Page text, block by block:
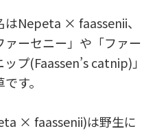
Nepeta × faassenii、
ーセニー」や「ファー
プ(Faassen’s catnip)」
す。
× faassenii)は野生に